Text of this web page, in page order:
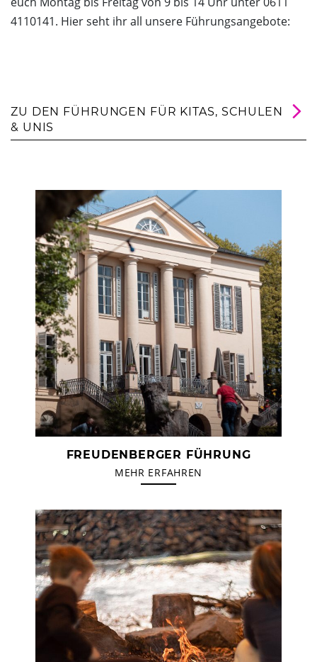
4110141. Hier seht ihr all unsere Führungsangebote:
ZU DEN FÜHRUNGEN FÜR KITAS, SCHULEN
& UNIS
FREUDENBERGER FÜHRUNG
MEHR ERFAHREN